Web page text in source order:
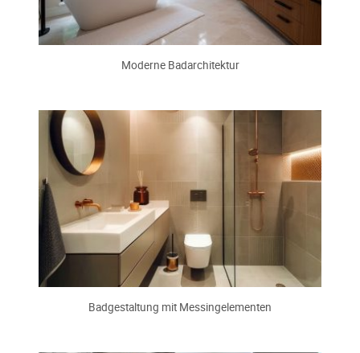
Moderne Badarchitektur
Badgestaltung mit Messingelementen